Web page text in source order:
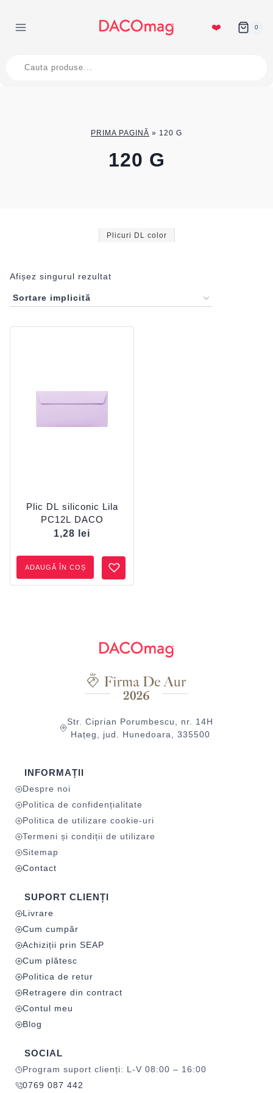
content
❤️ 0
search
PRIMA PAGINĂ » 120 G
120 G
Afișez singurul rezultat
Plic DL siliconic Lila
PC12L DACO
1,28
lei
ADAUGĂ ÎN COȘ
Plicuri DL color
Str. Ciprian Porumbescu, nr. 14H
Hațeg, jud. Hunedoara, 335500
INFORMAȚII
Despre noi
Politica de confidențialitate
Politica de utilizare cookie-uri
Termeni și condiții de utilizare
Sitemap
Contact
SUPORT CLIENȚI
Livrare
Cum cumpăr
Achiziții prin SEAP
Cum plătesc
Politica de retur
Retragere din contract
Contul meu
Blog
SOCIAL
Program suport clienți: L-V 08:00 – 16:00
0769 087 442